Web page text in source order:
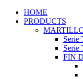
HOME
PRODUCTS
Serie
Serie
FIN